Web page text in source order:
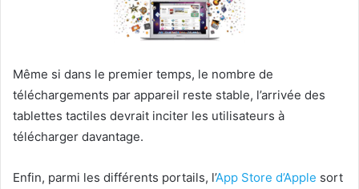
Même si dans le premier temps, le nombre de
téléchargements par appareil reste stable, l’arrivée des
tablettes tactiles devrait inciter les utilisateurs à
télécharger davantage.
Enfin, parmi les différents portails, l’App Store d’Apple sort